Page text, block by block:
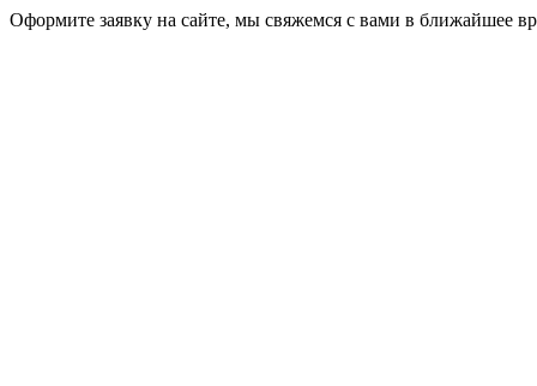
Оформите заявку на сайте, мы свяжемся с вами в ближайшее